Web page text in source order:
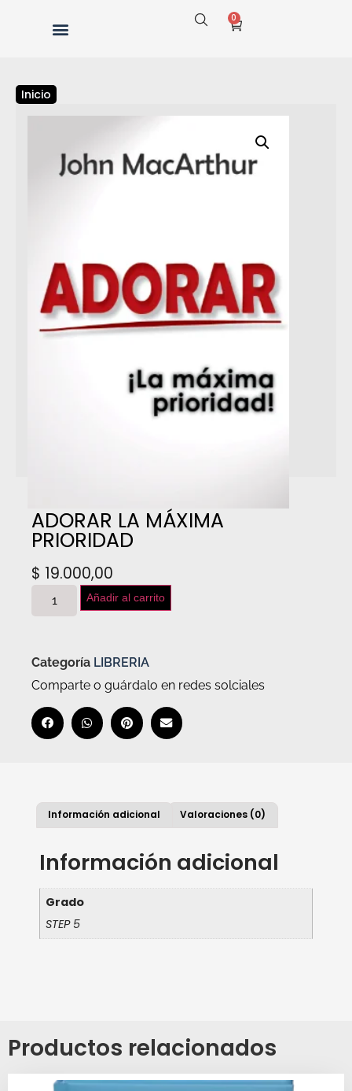
0
Inicio
ADORAR LA MÁXIMA
PRIORIDAD
$ 19.000,00
Añadir al carrito
Categoría LIBRERIA
Comparte o guárdalo en redes solciales
Información adicional Valoraciones (0)
Información adicional
Grado
STEP 5
Productos relacionados